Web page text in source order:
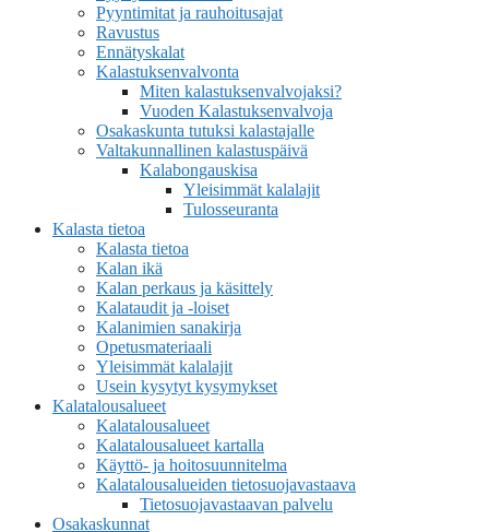
Pyyntimitat ja rauhoitusajat
Ravustus
Ennätyskalat
Kalastuksenvalvonta
Miten kalastuksenvalvojaksi?
Vuoden Kalastuksenvalvoja
Osakaskunta tutuksi kalastajalle
Valtakunnallinen kalastuspäivä
Kalabongauskisa
Yleisimmät kalalajit
Tulosseuranta
Kalasta tietoa
Kalasta tietoa
Kalan ikä
Kalan perkaus ja käsittely
Kalataudit ja -loiset
Kalanimien sanakirja
Opetusmateriaali
Yleisimmät kalalajit
Usein kysytyt kysymykset
Kalatalousalueet
Kalatalousalueet
Kalatalousalueet kartalla
Käyttö- ja hoitosuunnitelma
Kalatalousalueiden tietosuojavastaava
Tietosuojavastaavan palvelu
Osakaskunnat